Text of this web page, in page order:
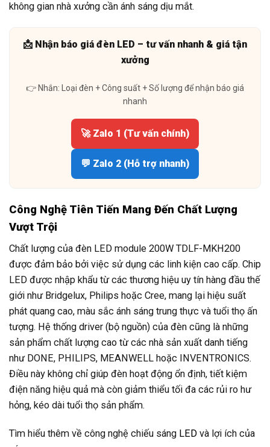
không gian nhà xưởng cần ánh sáng dịu mắt.
📩 Nhận báo giá đèn LED – tư vấn nhanh & giá tận
xưởng
👉 Nhắn: Loại đèn + Công suất + Số lượng để nhận báo giá
nhanh
🚀 Zalo 1 (Tư vấn chính)
💬 Zalo 2 (Hỗ trợ nhanh)
Công Nghệ Tiên Tiến Mang Đến Chất Lượng
Vượt Trội
Chất lượng của đèn LED module 200W TDLF-MKH200
được đảm bảo bởi việc sử dụng các linh kiện cao cấp. Chip
LED được nhập khẩu từ các thương hiệu uy tín hàng đầu thế
giới như Bridgelux, Philips hoặc Cree, mang lại hiệu suất
phát quang cao, màu sắc ánh sáng trung thực và tuổi thọ ấn
tượng. Hệ thống driver (bộ nguồn) của đèn cũng là những
sản phẩm chất lượng cao từ các nhà sản xuất danh tiếng
như DONE, PHILIPS, MEANWELL hoặc INVENTRONICS.
Điều này không chỉ giúp đèn hoạt động ổn định, tiết kiệm
điện năng hiệu quả mà còn giảm thiểu tối đa các rủi ro hư
hỏng, kéo dài tuổi thọ sản phẩm.
Tìm hiểu thêm về công nghệ chiếu sáng LED và lợi ích của